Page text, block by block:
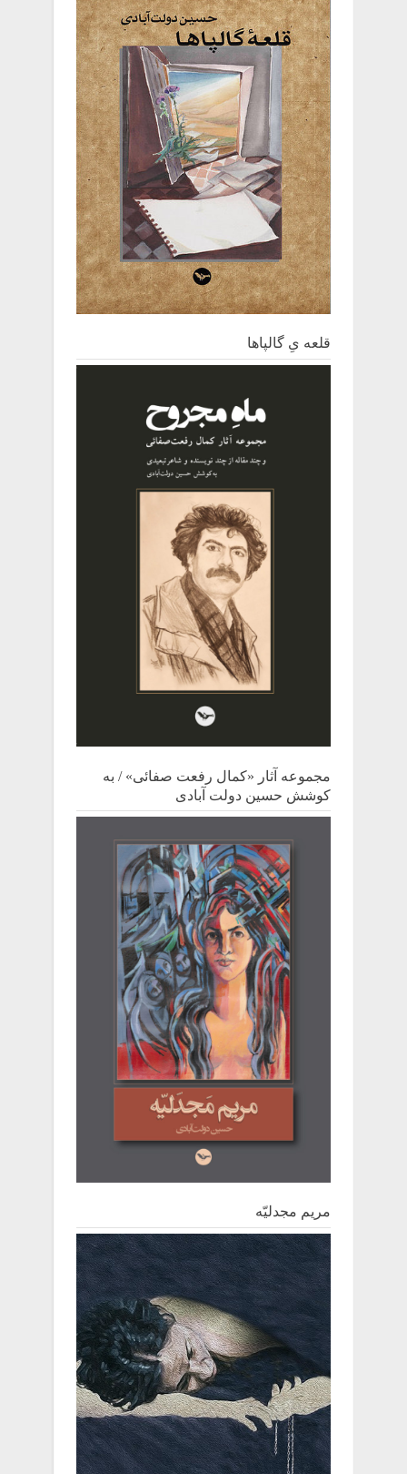
قلعه یِ ‌گالپاها
مجموعه آثار «کمال رفعت صفائی» / به
کوشش حسین دولت آبادی
مریم مجدلیّه